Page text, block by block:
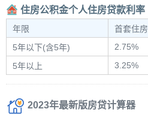
住房公积金个人住房贷款利率
年限 首套住房
5年以下(含5年)
2.75%
5年以上
3.25%
2023年最新版房贷计算器